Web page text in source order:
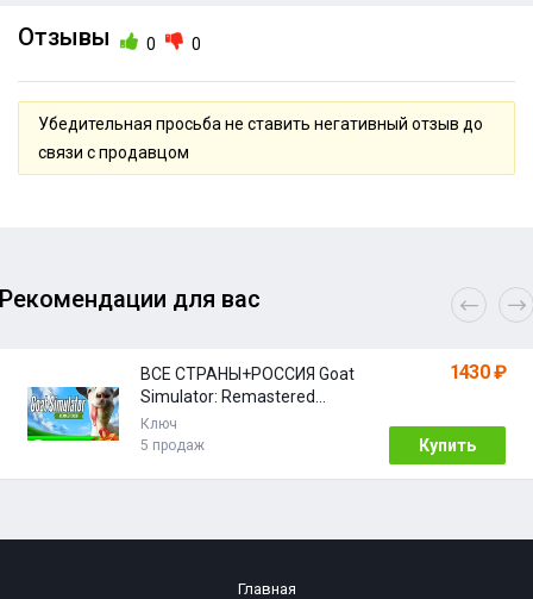
Отзывы 0 0
Убедительная просьба не ставить негативный отзыв до
связи с продавцом
Рекомендации для вас
ВСЕ СТРАНЫ+РОССИЯ Goat
Simulator: Remastered
STEAM
Ключ
5 продаж
1430 ₽
Купить
Главная